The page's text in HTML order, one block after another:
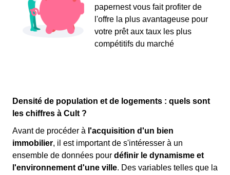
papernest vous fait profiter de
l'offre la plus avantageuse pour
votre prêt aux taux les plus
compétitifs du marché
Densité de population et de logements : quels sont
les chiffres à Cult ?
Avant de procéder à l'acquisition d'un bien
immobilier, il est important de s'intéresser à un
ensemble de données pour définir le dynamisme et
l'environnement d'une ville. Des variables telles que la